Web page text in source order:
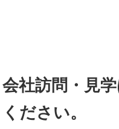
会社訪問・見
ください。